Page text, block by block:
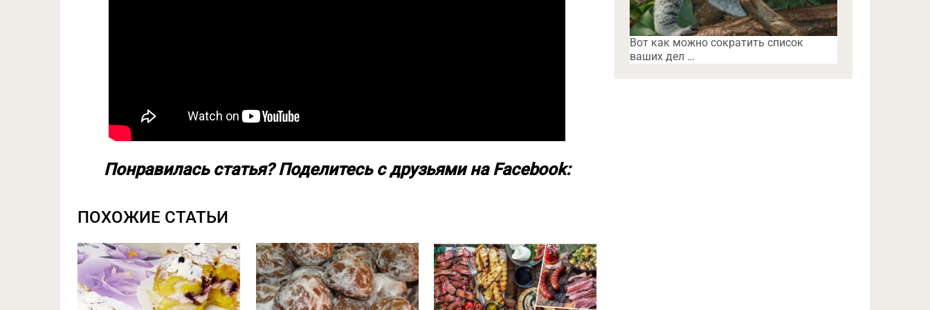
Понравилась статья? Поделитесь с друзьями на Facebook:
ПОХОЖИЕ СТАТЬИ
Вот как можно сократить список
ваших дел …